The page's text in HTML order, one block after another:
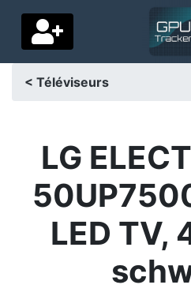
Pays de livraison
Accueil
Paramètres
Soutenez-nous
< Téléviseurs
LG
LED TV,